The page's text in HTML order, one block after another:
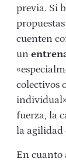
previa. Si
cuenten
un
colectivos
fuerza, la
la agilidad
En cuanto